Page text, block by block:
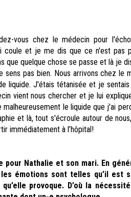
vous chez le médecin pour
coule et je me dis que ce n'est pas
que quelque chose se passe et là je
pas bien. Nous arrivons chez le
liquide. J'étais tétanisée et je sentais
vient nous chercher et je lui
le liquide que j'ai
et là, tout s'écroule autour de
immédiatement à l’hôpital!
pour Nathalie et son mari. En
émotions sont telles qu’il est
provoque. D’où la nécessité